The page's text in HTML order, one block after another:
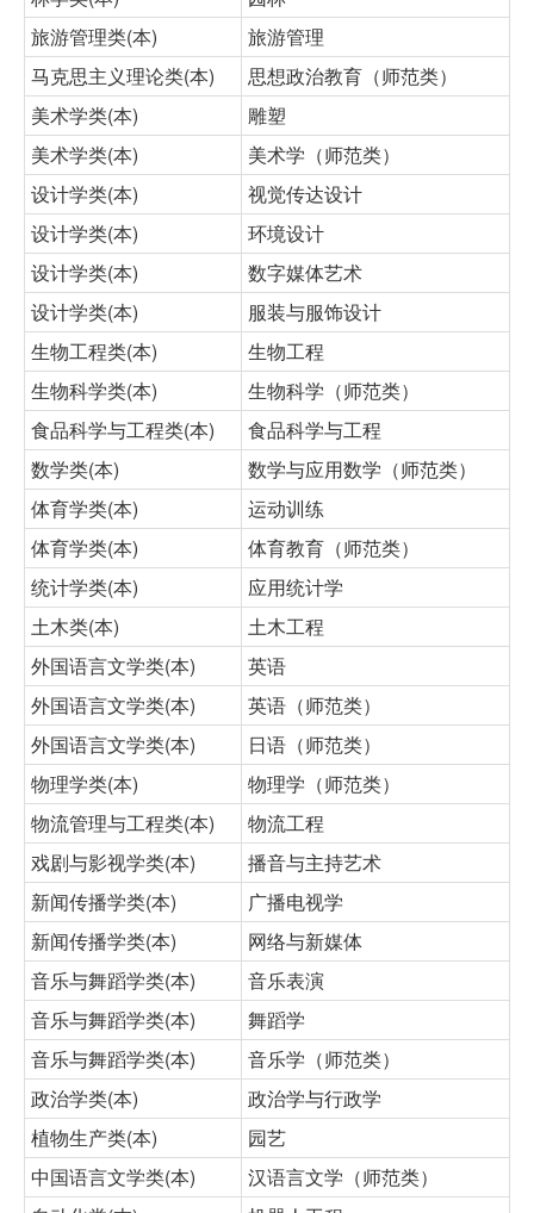
旅游管理类(本)
旅游管理
马克思主义理论类(本)
思想政治教育（师范类）
美术学类(本)
雕塑
美术学类(本)
美术学（师范类）
设计学类(本)
视觉传达设计
设计学类(本)
环境设计
设计学类(本)
数字媒体艺术
设计学类(本)
服装与服饰设计
生物工程类(本)
生物工程
生物科学类(本)
生物科学（师范类）
食品科学与工程类(本)
食品科学与工程
数学类(本)
数学与应用数学（师范类）
体育学类(本)
运动训练
体育学类(本)
体育教育（师范类）
统计学类(本)
应用统计学
土木类(本)
土木工程
外国语言文学类(本)
英语
外国语言文学类(本)
英语（师范类）
外国语言文学类(本)
日语（师范类）
物理学类(本)
物理学（师范类）
物流管理与工程类(本)
物流工程
戏剧与影视学类(本)
播音与主持艺术
新闻传播学类(本)
广播电视学
新闻传播学类(本)
网络与新媒体
音乐与舞蹈学类(本)
音乐表演
音乐与舞蹈学类(本)
舞蹈学
音乐与舞蹈学类(本)
音乐学（师范类）
政治学类(本)
政治学与行政学
植物生产类(本)
园艺
中国语言文学类(本)
汉语言文学（师范类）